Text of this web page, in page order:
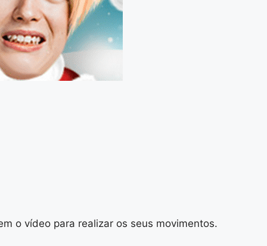
o vídeo para realizar os seus movimentos.